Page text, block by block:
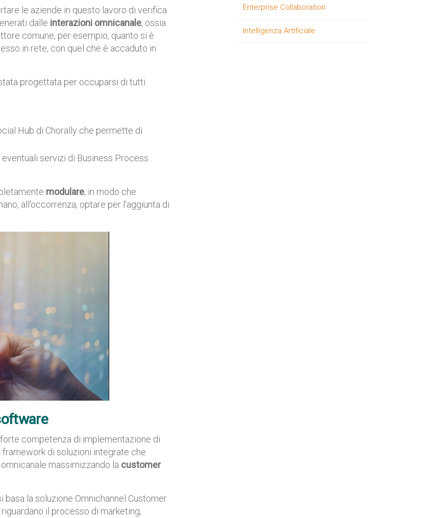
le aziende in questo lavoro di verifica
dalle interazioni omnicanale, ossia
comune, per esempio, quanto si è
in rete, con quel che è accaduto in
progettata per occuparsi di tutti
Hub di Chorally che permette di
servizi di Business Process
modulare, in modo che
all'occorrenza, optare per l'aggiunta di
competenza di implementazione di
di soluzioni integrate che
omnicanale massimizzando la customer
basa la soluzione Omnichannel Customer
il processo di marketing,
Enterprise Collaboration
Intelligenza Artificiale